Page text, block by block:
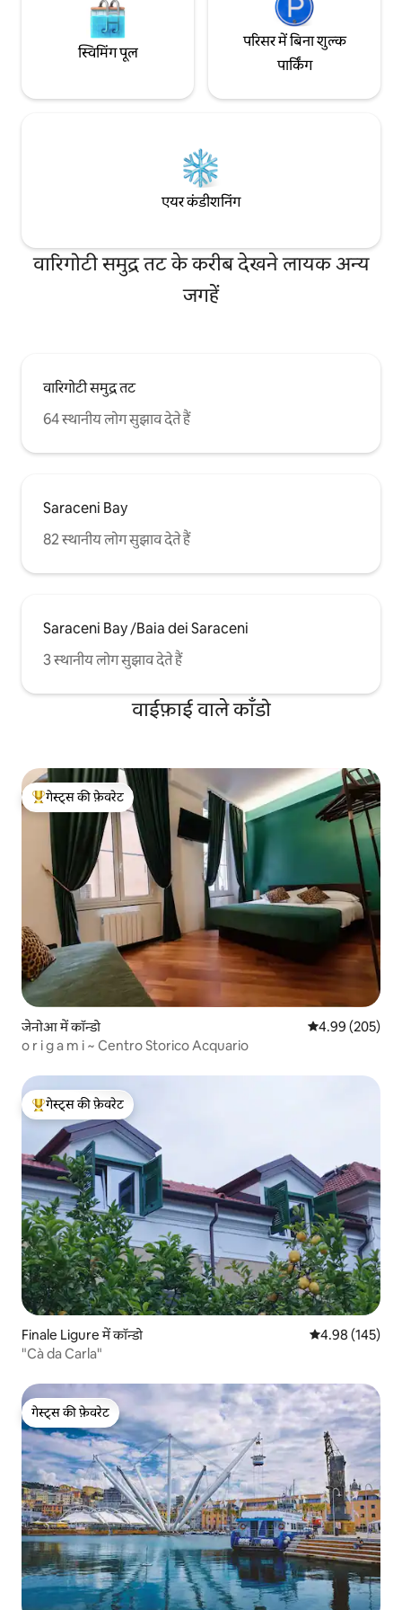
स्विमिंग पूल
परिसर में बिना शुल्क
पार्किंग
एयर कंडीशनिंग
वारिगोटी समुद्र तट के करीब देखने लायक अन्य
जगहें
वारिगोटी समुद्र तट
64 स्थानीय लोग सुझाव देते हैं
Saraceni Bay
82 स्थानीय लोग सुझाव देते हैं
Saraceni Bay /Baia dei Saraceni
3 स्थानीय लोग सुझाव देते हैं
वाईफ़ाई वाले काँडो
गेस्ट्स का टॉप फ़ेवरेट
गेस्ट्स की फ़ेवरेट
जेनोआ में कॉन्डो औसत रेटिंग 5 में से
4.99 (205)
o r i g a m i ~ Centro Storico Acquario
गेस्ट्स का टॉप फ़ेवरेट
गेस्ट्स की फ़ेवरेट
Finale Ligure में कॉन्डो औसत रेटिंग 5 में से
4.98 (145)
"Cà da Carla"
गेस्ट्स की फ़ेवरेट
गेस्ट्स की फ़ेवरेट